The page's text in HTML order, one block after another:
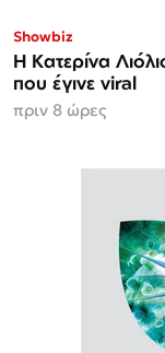
Showbiz
Η Κατερίνα
που έγινε viral
πριν 8 ώρες